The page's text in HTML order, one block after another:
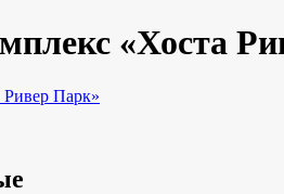
«Хоста
Парк»